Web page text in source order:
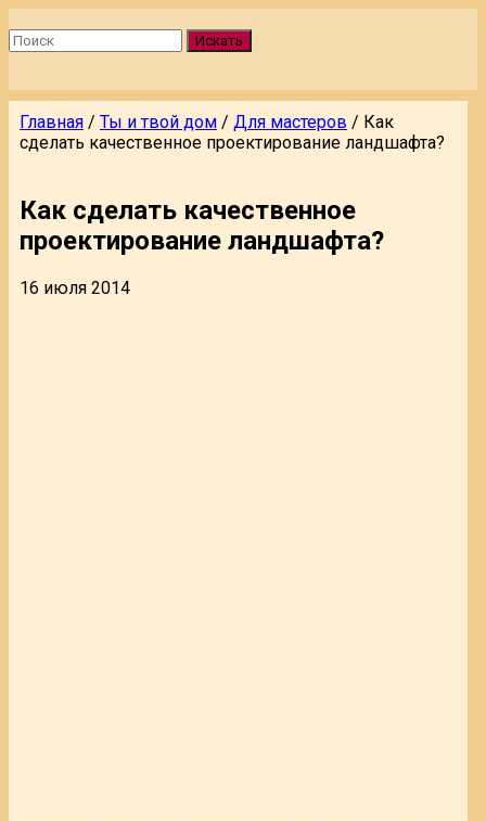
Искать
Главная / Ты и твой дом / Для мастеров / Как
сделать качественное проектирование ландшафта?
Как сделать качественное
проектирование ландшафта?
16 июля 2014